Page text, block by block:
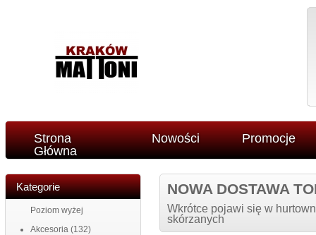
Strona
Główna
Nowości Promocje
Kategorie
Poziom wyżej
Akcesoria (132)
NOWA DOSTAWA
Wkrótce pojawi się w
skórzanych